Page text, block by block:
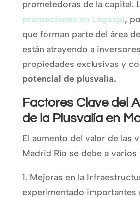
prometedoras de la capital.
promociones en Legazpi,
que forman parte del área
están atrayendo a
propiedades exclusivas y
potencial de plusvalía.
Factores Clave del
de la Plusvalía en
El aumento del valor de las
Madrid Río se debe a
1. Mejoras en la
experimentado importantes